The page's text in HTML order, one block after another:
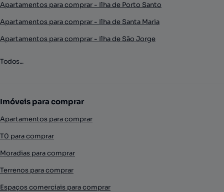
Apartamentos para comprar - Ilha de Porto Santo
Apartamentos para comprar - Ilha de Santa Maria
Apartamentos para comprar - Ilha de São Jorge
Todos...
Imóveis para comprar
Apartamentos para comprar
T0 para comprar
Moradias para comprar
Terrenos para comprar
Espaços comerciais para comprar